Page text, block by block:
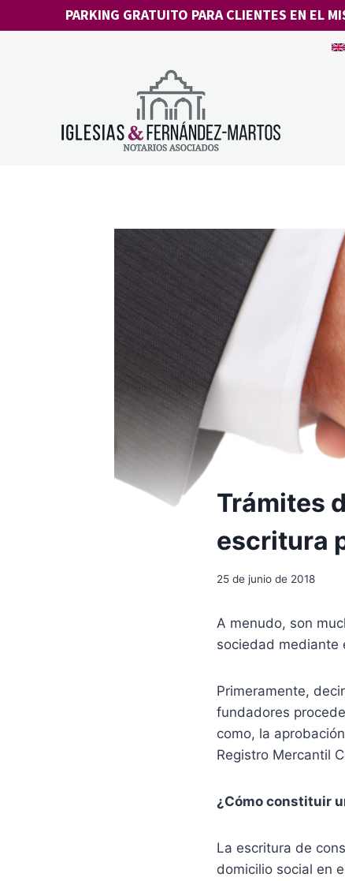
al
PARKING GRATUITO PARA CLIENTES EN EL
Trámites
escritura
25 de junio de 2018
A menudo, son
sociedad mediante
Primeramente,
fundadores
como, la
Registro Mercantil
¿Cómo constituir
La escritura de
domicilio social en